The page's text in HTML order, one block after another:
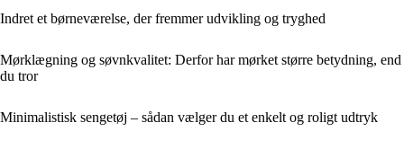
Indret et børneværelse, der fremmer udvikling og tryghed
Mørklægning og søvnkvalitet: Derfor har mørket større betydning, end
du tror
Minimalistisk sengetøj – sådan vælger du et enkelt og roligt udtryk